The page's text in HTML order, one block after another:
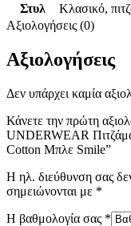
Στυλ
Κλασικό,
Αξιολογήσεις (0)
Αξιολογήσεις
Δεν υπάρχει καμία
Κάνετε την πρώτη
UNDERWEAR
Cotton Μπλε Smile”
Η ηλ. διεύθυνση σας
σημειώνονται με *
Η βαθμολογία σας *